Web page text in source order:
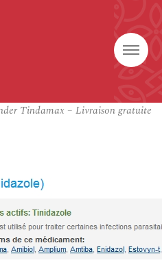
Tindamax – Livraison gratuite